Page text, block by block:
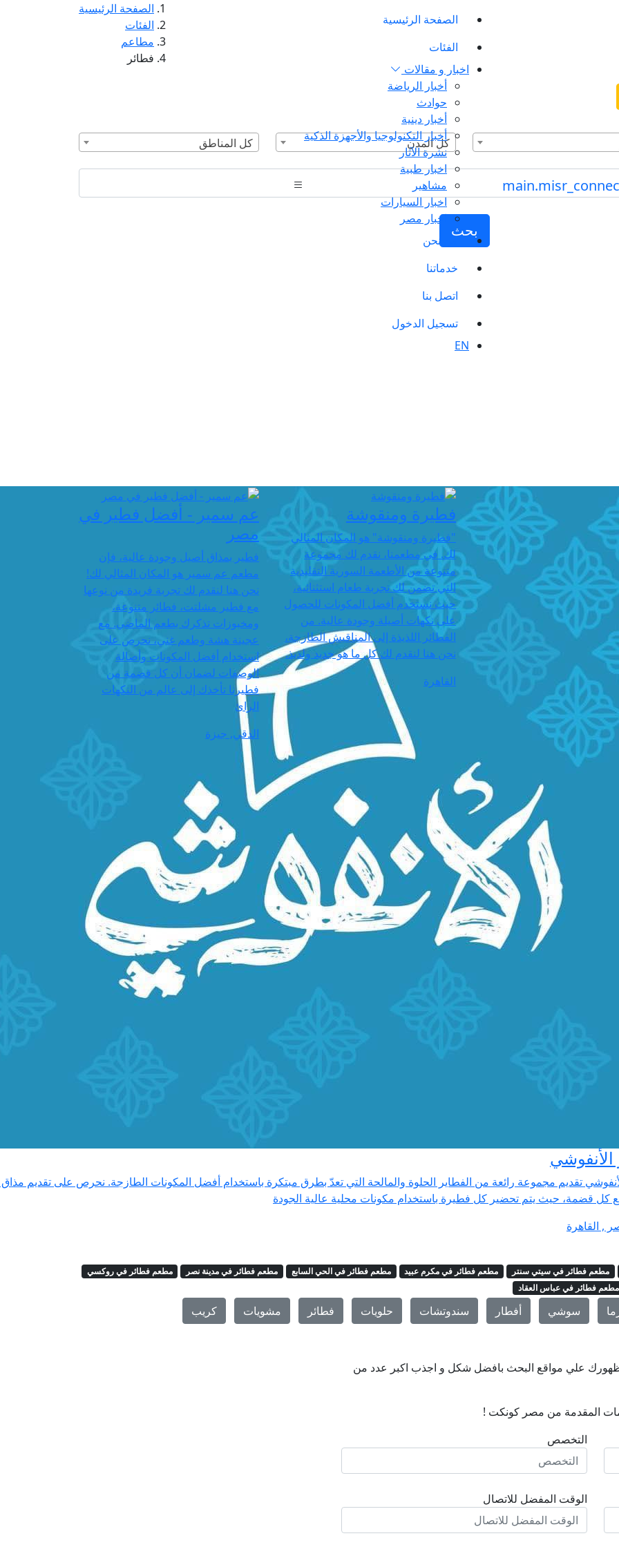
الصفحة الرئيسية
الفئات
اخبار و مقالات
أخبار الرياضة
حوادث
أخبار دينية
أخبار التكنولوجيا والأجهزة الذكية
نشرة الآثار
اخبار طبية
مشاهير
اخبار السيارات
اخبار مصر
من نحن
خدماتنا
اتصل بنا
تسجيل الدخول
EN
الصفحة الرئيسية
الفئات
مطاعم
فطائر
كل المدن كل المناطق
بحث
تقديم مجموعة رائعة من الفطاير الحلوة والمالحة التي تعدّ بطرق مبتكرة باستخدام أفضل المكونات الطازجة. نحرص على تقديم مذاق
كل قضمة، حيث يتم تحضير كل فطيرة باستخدام مكونات محلية عالية الجودة
, القاهرة
فطيرة ومنقوشة
"فطيرة ومنقوشة" هو المكان المثالي
لك. في مطعمنا، نقدم لك مجموعة
متنوعة من الأطعمة السورية التقليدية
التي تضمن لك تجربة طعام استثنائية،
حيث نستخدم أفضل المكونات للحصول
على نكهات أصيلة وجودة عالية. من
الفطائر اللذيذة إلى المناقيش الطازجة،
نحن هنا لنقدم لك كل ما هو جديد ولذيذ.
القاهرة
عم سمير - أفضل فطير في
مصر
فطير بمذاق أصيل وجودة عالية، فإن
مطعم عم سمير هو المكان المثالي لك!
نحن هنا لنقدم لك تجربة فريدة من نوعها
مع فطير مشلتت، فطائر متنوعة،
ومخبوزات تذكرك بطعم الماضي. مع
عجينة هشة وطعم غني، نحرص على
استخدام أفضل المكونات وأصالة
الوصفات لضمان أن كل قضمة من
فطيرنا تأخذك إلى عالم من النكهات
الرائ
الدقي, جيزة
مطعم فطائر في سيتي سنتر مطعم فطائر في مكرم عبيد مطعم فطائر في الحي السابع مطعم فطائر في مدينة نصر
مطعم فطائر في روكسي
مطعم فطائر في عباس العقاد
سوشي أفطار سندوتشات حلويات فطائر مشويات كريب
ظهورك علي مواقع البحث بافضل شكل و اجذب اكبر عدد من
المقدمة من مصر كونكت !
التخصص
الوقت المفضل للاتصال